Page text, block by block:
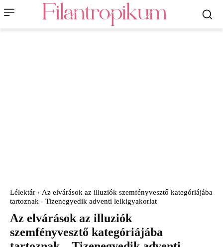
Lélektár
Az elvárások az illuziók szemfényvesztő kategóriájába
tartoznak - Tizenegyedik adventi lelkigyakorlat
Az elvárások az illuziók
szemfényvesztő kategóriájába